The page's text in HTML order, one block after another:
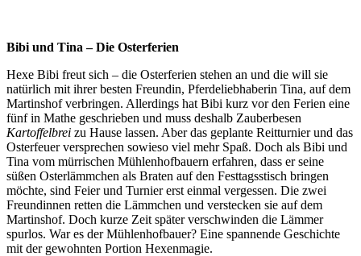
Bibi und Tina – Die Osterferien
Hexe Bibi freut sich – die Osterferien stehen an und die will sie
natürlich mit ihrer besten Freundin, Pferdeliebhaberin Tina, auf dem
Martinshof verbringen. Allerdings hat Bibi kurz vor den Ferien eine
fünf in Mathe geschrieben und muss deshalb Zauberbesen
Kartoffelbrei zu Hause lassen. Aber das geplante Reitturnier und das
Osterfeuer versprechen sowieso viel mehr Spaß. Doch als Bibi und
Tina vom mürrischen Mühlenhofbauern erfahren, dass er seine
süßen Osterlämmchen als Braten auf den Festtagsstisch bringen
möchte, sind Feier und Turnier erst einmal vergessen. Die zwei
Freundinnen retten die Lämmchen und verstecken sie auf dem
Martinshof. Doch kurze Zeit später verschwinden die Lämmer
spurlos. War es der Mühlenhofbauer? Eine spannende Geschichte
mit der gewohnten Portion Hexenmagie.